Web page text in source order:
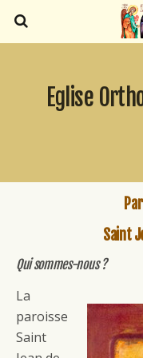
Eglise
Saint
Qui sommes-nous ?
La
paroisse
Saint